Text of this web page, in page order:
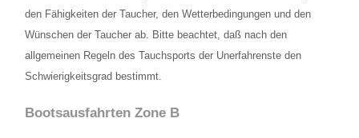
WETTER
PREISE
den Fähigkeiten der Taucher, den Wetterbedingungen und den
Wünschen der Taucher ab. Bitte beachtet, daß nach den
allgemeinen Regeln des Tauchsports der Unerfahrenste den
Schwierigkeitsgrad bestimmt.
Bootsausfahrten Zone B